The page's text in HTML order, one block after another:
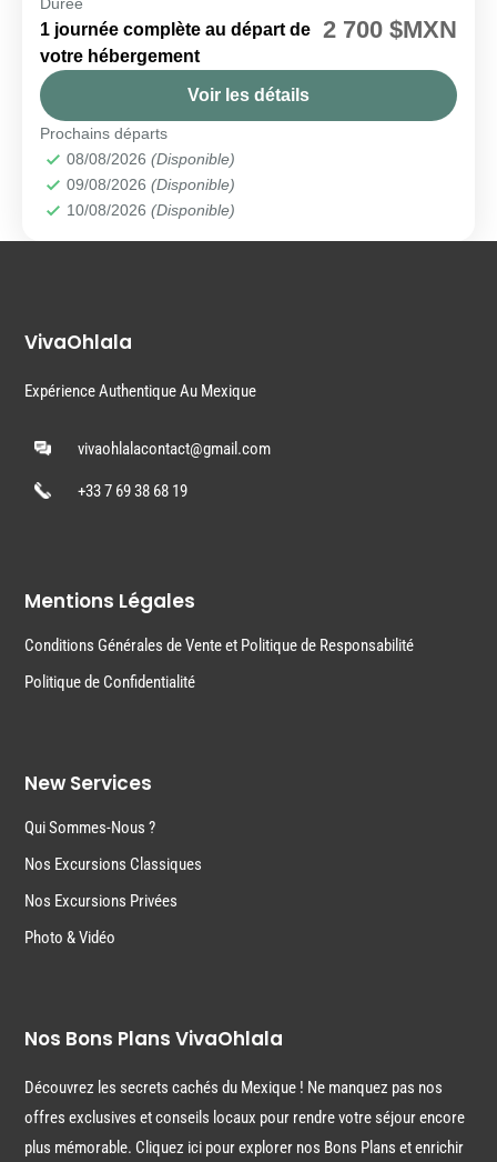
Coba,
Punta Laguna
Facile
1 journée complète au départ de
votre hébergement
2 700 $MXN
Voir les détails
Prochains départs
08/08/2026 (Disponible)
09/08/2026 (Disponible)
10/08/2026 (Disponible)
VivaOhlala
Expérience Authentique Au Mexique
vivaohlalacontact@gmail.com
+33 7 69 38 68 19
Mentions Légales
Conditions Générales de Vente et Politique de Responsabilité
Politique de Confidentialité
New Services
Qui Sommes-Nous ?
Nos Excursions Classiques
Nos Excursions Privées
Photo & Vidéo
Nos Bons Plans VivaOhlala
Découvrez les secrets cachés du Mexique ! Ne manquez pas nos
offres exclusives et conseils locaux pour rendre votre séjour encore
plus mémorable. Cliquez ici pour explorer nos Bons Plans et enrichir